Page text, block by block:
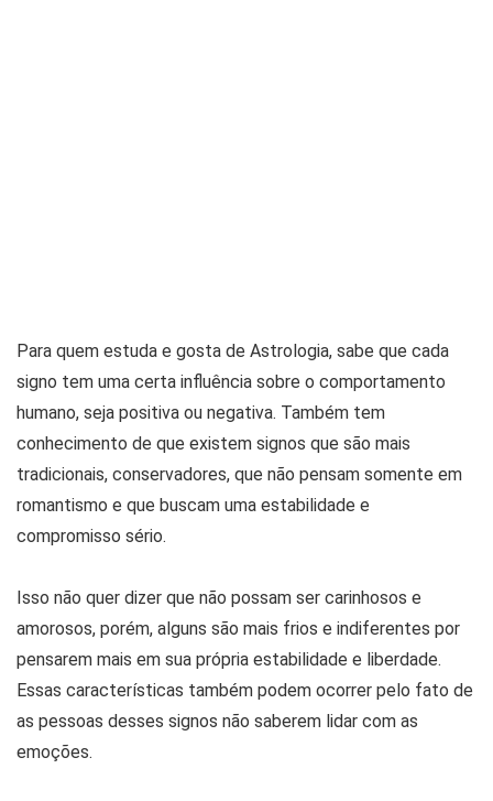
Para quem estuda e gosta de Astrologia, sabe que cada
signo tem uma certa influência sobre o comportamento
humano, seja positiva ou negativa. Também tem
conhecimento de que existem signos que são mais
tradicionais, conservadores, que não pensam somente em
romantismo e que buscam uma estabilidade e
compromisso sério.
Isso não quer dizer que não possam ser carinhosos e
amorosos, porém, alguns são mais frios e indiferentes por
pensarem mais em sua própria estabilidade e liberdade.
Essas características também podem ocorrer pelo fato de
as pessoas desses signos não saberem lidar com as
emoções.